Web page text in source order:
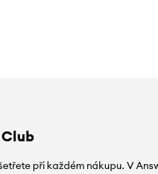
při každém nákupu. V